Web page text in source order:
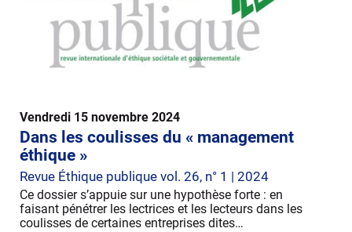
Vendredi 15 novembre 2024
Dans les coulisses du « management
éthique »
Revue Éthique publique vol. 26, n° 1 | 2024
Ce dossier s’appuie sur une hypothèse forte : en
faisant pénétrer les lectrices et les lecteurs dans les
coulisses de certaines entreprises dites…